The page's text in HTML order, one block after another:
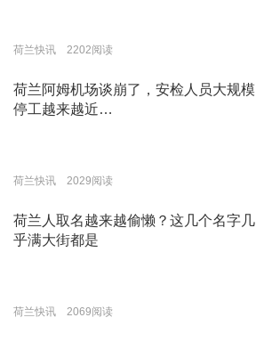
荷兰快讯 2202阅读
荷兰阿姆机场谈崩了，安检人员大规模
停工越来越近…
荷兰快讯 2029阅读
荷兰人取名越来越偷懒？这几个名字几
乎满大街都是
荷兰快讯 2069阅读